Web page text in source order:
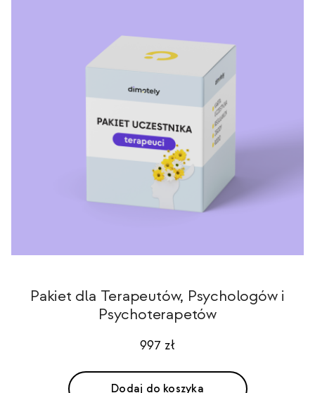
Pakiet dla Terapeutów, Psychologów i
Psychoterapetów
997 zł
Dodaj do koszyka